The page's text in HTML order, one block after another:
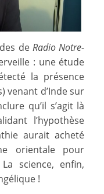
deRadio Notre-
: une étude
la présence
venant d’Inde sur
qu’il s’agit là
l’hypothèse
aurait acheté
orientale pour
science, enfin,
!